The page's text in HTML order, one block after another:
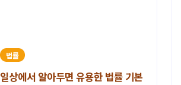
법률
일상에서 알아두면 유용한 법률 기본